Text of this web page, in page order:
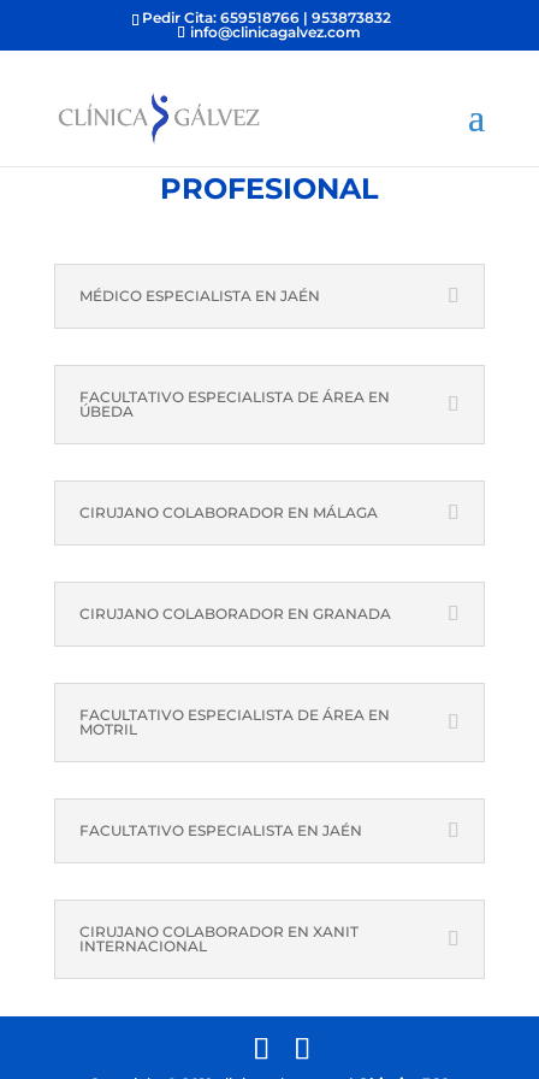
Pedir Cita: 659518766 | 953873832
info@clinicagalvez.com
PROFESIONAL
MÉDICO ESPECIALISTA EN JAÉN
FACULTATIVO ESPECIALISTA DE ÁREA EN
ÚBEDA
CIRUJANO COLABORADOR EN MÁLAGA
CIRUJANO COLABORADOR EN GRANADA
FACULTATIVO ESPECIALISTA DE ÁREA EN
MOTRIL
FACULTATIVO ESPECIALISTA EN JAÉN
CIRUJANO COLABORADOR EN XANIT
INTERNACIONAL